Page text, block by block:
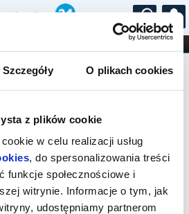
Szczegóły O plikach cookies
z plików cookie
w celu realizacji usług
, do spersonalizowania treści
funkcje społecznościowe i
witrynie. Informacje o tym, jak
udostępniamy partnerom
...
I BALET
STAND-UP
zakończona,
biletów w kasie.